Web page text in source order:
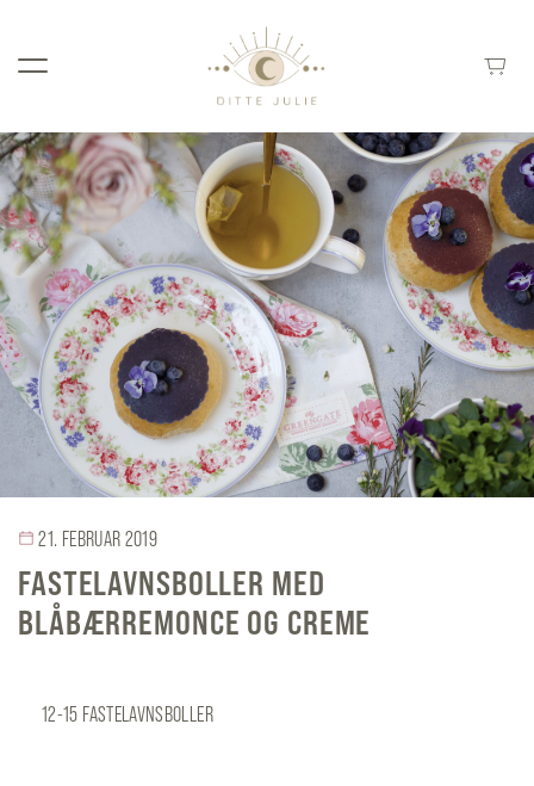
21. FEBRUAR 2019
FASTELAVNSBOLLER MED
BLÅBÆRREMONCE OG CREME
12-15 FASTELAVNSBOLLER